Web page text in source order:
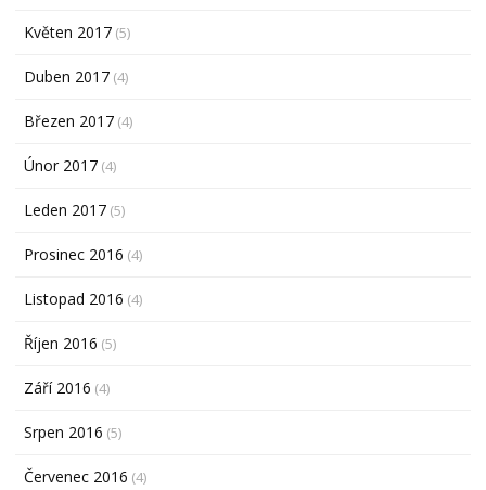
Květen 2017 (5)
Duben 2017 (4)
Březen 2017 (4)
Únor 2017 (4)
Leden 2017 (5)
Prosinec 2016 (4)
Listopad 2016 (4)
Říjen 2016 (5)
Září 2016 (4)
Srpen 2016 (5)
Červenec 2016 (4)